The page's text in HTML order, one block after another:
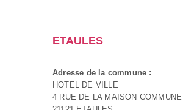
ETAULES
Adresse de la commune :
HOTEL DE VILLE
4 RUE DE LA MAISON COMMUNE